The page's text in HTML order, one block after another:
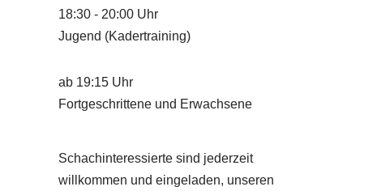
18:30 - 20:00 Uhr
Jugend (Kadertraining)
ab 19:15 Uhr
Fortgeschrittene und Erwachsene
Schachinteressierte sind jederzeit
willkommen und eingeladen, unseren